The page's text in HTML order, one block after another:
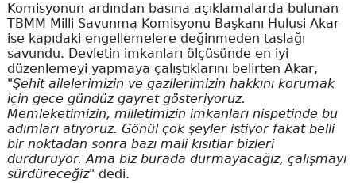
Komisyonun ardından basına açıklamalarda bulunan
TBMM Milli Savunma Komisyonu Başkanı Hulusi Akar
ise kapıdaki engellemelere değinmeden taslağı
savundu. Devletin imkanları ölçüsünde en iyi
düzenlemeyi yapmaya çalıştıklarını belirten Akar,
"Şehit ailelerimizin ve gazilerimizin hakkını korumak
için gece gündüz gayret gösteriyoruz.
Memleketimizin, milletimizin imkanları nispetinde bu
adımları atıyoruz. Gönül çok şeyler istiyor fakat belli
bir noktadan sonra bazı mali kısıtlar bizleri
durduruyor. Ama biz burada durmayacağız, çalışmayı
sürdüreceğiz" dedi.